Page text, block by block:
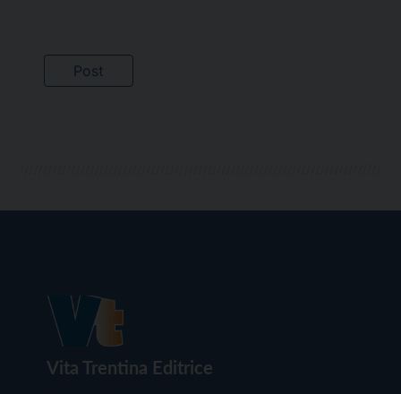
Vita Trentina Editrice